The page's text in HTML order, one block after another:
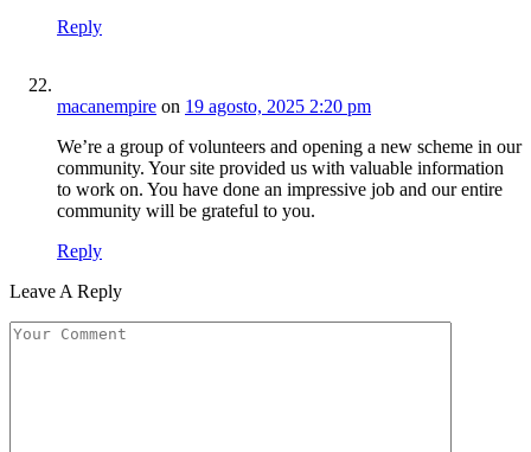
Reply
macanempire on 19 agosto, 2025 2:20 pm
We’re a group of volunteers and opening a new scheme in our
community. Your site provided us with valuable information
to work on. You have done an impressive job and our entire
community will be grateful to you.
Reply
Leave A Reply